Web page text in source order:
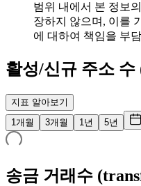
범위 내에서 본 정보
장하지 않으며, 이를
에 대하여 책임을 부
활성/신규 주소 수
지표 알아보기
1개월
3개월 1년 5년
송금 거래수